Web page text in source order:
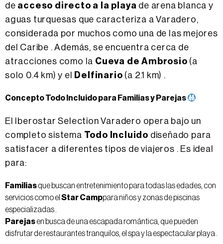
de acceso directo a la playa de arena blanca y
aguas turquesas que caracteriza a Varadero,
considerada por muchos como una de las mejores
del Caribe . Además, se encuentra cerca de
atracciones como la Cueva de Ambrosio (a
solo 0.4 km) y el
Delfinario (a 2.1 km) .
Concepto Todo Incluido para Familias y Parejas
El Iberostar Selection Varadero opera bajo un
completo sistema Todo Incluido diseñado para
satisfacer a diferentes tipos de viajeros . Es ideal
para:
Familiasque buscan entretenimiento para todas las edades, con
servicios como el Star Camppara niños y zonas de piscinas
especializadas .
Parejasen busca de una escapada romántica, que pueden
disfrutar de restaurantes tranquilos, el spa y la espectacular playa .